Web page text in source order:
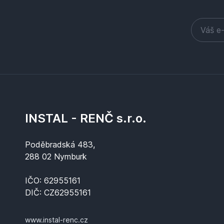
INSTAL - RENČ s.r.o.
Poděbradská 483,
288 02 Nymburk
IČO: 62955161
DIČ: CZ62955161
www.instal-renc.cz